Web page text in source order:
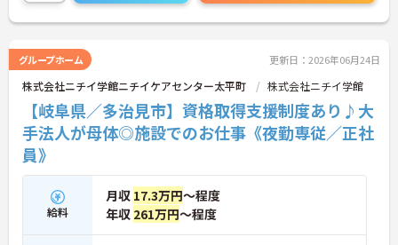
グループホーム 更新日：2026年06月24日
株式会社ニチイ学館ニチイケアセンター太平町 株式会社ニチイ学館
【岐阜県／多治見市】資格取得支援制度あり♪大
手法人が母体◎施設でのお仕事《夜勤専従／正社
員》
給料
月収 17.3万円～程度
年収 261万円～程度